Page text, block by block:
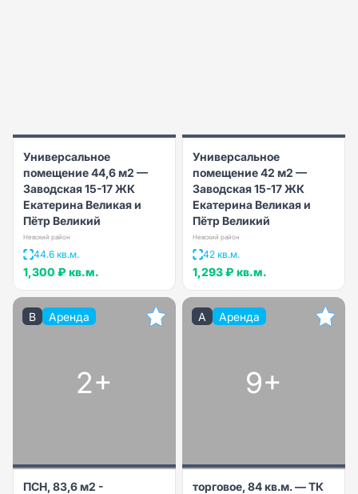
Универсальное
помещение 44,6 м2 —
Заводская 15-17 ЖК
Екатерина Великая и
Пётр Великий
Невский район
44.6 кв.м.
1,300 ₽ кв.м.
Универсальное
помещение 42 м2 —
Заводская 15-17 ЖК
Екатерина Великая и
Пётр Великий
Невский район
42 кв.м.
1,293 ₽ кв.м.
B Аренда
2+
ПСН, 83,6 м2 -
A Аренда
9+
торговое, 84 кв.м. — ТК